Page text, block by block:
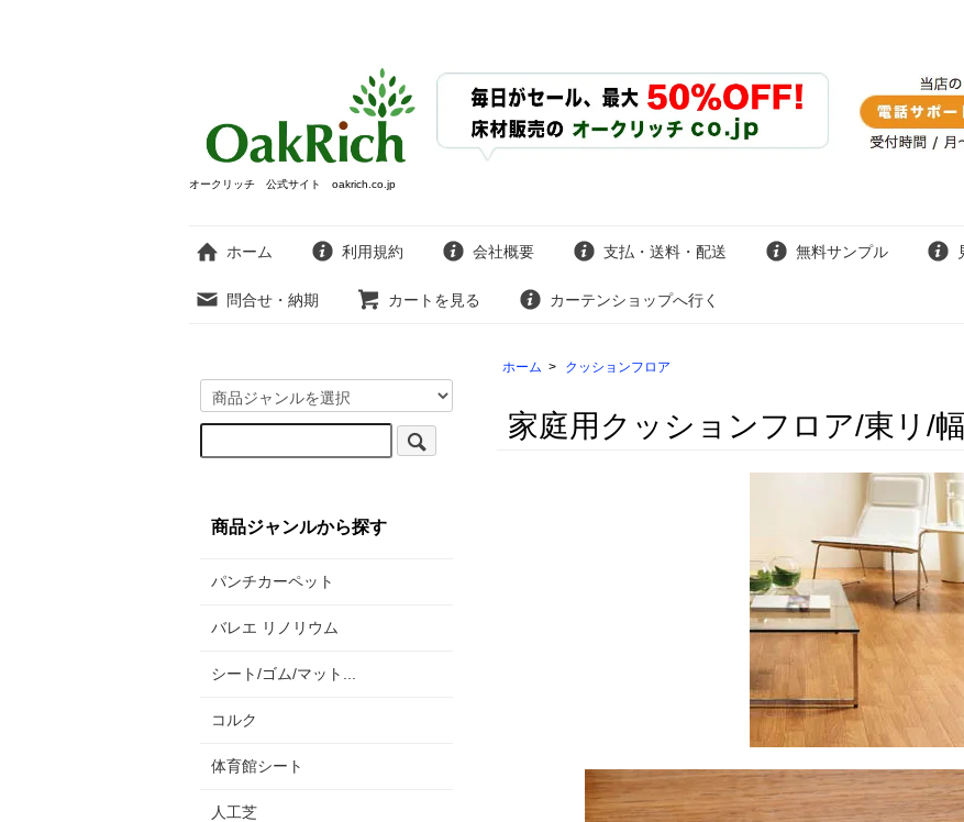
オークリッチ 公式サイト oakrich.co.jp
ホーム 利用規約 会社概要 支払・送料・配送 無料サンプル
問合せ・納期 カートを見る カーテンショップへ行く
ホーム > クッションフロア
家庭用クッションフロア/東リ/
商品ジャンルから探す
パンチカーペット
バレエ リノリウム
シート/ゴム/マット...
コルク
体育館シート
人工芝